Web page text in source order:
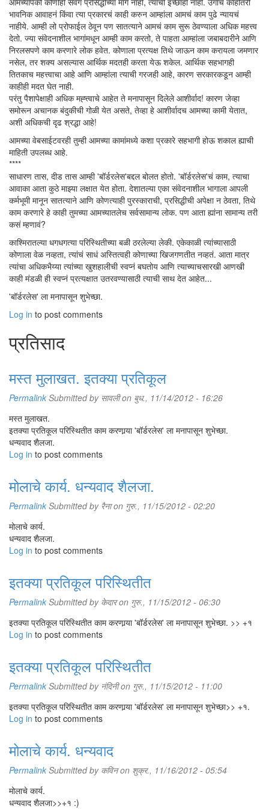
भावनिक आवाहनं किंवा त्या प्रकारचं काही करुन आम्हांला आमचं काम पुढे न्यायचं
नाहीये. आम्ही लो प्रोफाईल ठेवून पण सातत्याने आमचं काम सुरू ठेवण्याला अधिक महत्त्व
देतो. ज्या संवेदनाशील भागांमधून आम्ही काम करतो, ते पाहता आम्हांला जबाबदारीने आणि
निरलसपणे काम करणारे लोक हवेत. कोणाला प्रत्यक्ष तिथे जाऊन काम करायला जमणार
नसेल, तर शक्य असल्यास आर्थिक मदतही करता येऊ शकेल. आर्थिक सहभागही
तितकाच महत्त्वाचा आहे आणि आम्हांला त्याची गरजही आहे, कारण सरकारकडून आम्ही
काहीही मदत घेत नाही.
परंतु पैशापेक्षाही अधिक मह्त्त्वाचे आहेत ते मनापासून दिलेले आशीर्वाद! कारण जेव्हा
समोरून अचानक बंदुकीची गोळी येत असते, तेव्हा हे आशीर्वादच आमच्या कामी येतात,
अशी अधिकची दृढ श्रद्धा आहे!
आमच्या वेबसाईटवरही तुम्ही आमच्या कामांमध्ये कशा प्रकारे सहभागी होऊ शकाल ह्याची
माहिती उपलब्ध आहे.
****
साधारण तास, दीड तास आम्ही 'बॉर्डरलेस'बद्दल बोलत होतो. 'बॉर्डरलेस'चं काम, त्याचा
आवाका आता कुठे माझ्या लक्षात येत होता. देशातल्या एका संवेदनाशील भागाला आपली
कर्मभूमी मानून सातत्याने आणि कोणत्याही पुरस्काराची, प्रसिद्धीची अपेक्षा न ठेवता, तिथे
काम करणारे हे काही तुमच्या आमच्यातलेच सर्वसामान्य लोक. पण आता ह्यांना सामान्य तरी
कसं म्हणावं?
काश्मिरातल्या धगधगत्या परिस्थितीच्या बळी ठरलेल्या लेकी. एकेकाळी त्यांच्यासाठी
कोणाला वेळ नव्हता, त्यांचं साधं अस्तित्वही कोणाच्या खिजगणतीत नव्हतं. आता मात्र
त्यांचा अधिकभैय्या त्यांच्या खुशहालीची स्वप्नं बघतोय आणि त्याच्याचसारखी आणखी
काही मंडळी ही स्वप्नं प्रत्यक्षात उतरवण्यासाठी त्याची साथ देत आहेत...
'बॉर्डरलेस' ला मनापासून शुभेच्छा.
Log in to post comments
प्रतिसाद
मस्त मुलाखत. इतक्या प्रतिकूल
Permalink Submitted by सावलीon बुध., 11/14/2012 - 16:26
मस्त मुलाखत.
इतक्या प्रतिकूल परिस्थितीत काम करणार्‍या 'बॉर्डरलेस' ला मनापासून शुभेच्छा.
धन्यवाद शैलजा.
Log in to post comments
मोलाचे कार्य. धन्यवाद शैलजा.
Permalink Submitted by रैनाon गुरु., 11/15/2012 - 02:20
मोलाचे कार्य.
धन्यवाद शैलजा.
Log in to post comments
इतक्या प्रतिकूल परिस्थितीत
Permalink Submitted by केदारon गुरु., 11/15/2012 - 06:30
इतक्या प्रतिकूल परिस्थितीत काम करणार्‍या 'बॉर्डरलेस' ला मनापासून शुभेच्छा. >> +१
Log in to post comments
इतक्या प्रतिकूल परिस्थितीत
Permalink Submitted by नंदिनीon गुरु., 11/15/2012 - 11:00
इतक्या प्रतिकूल परिस्थितीत काम करणार्‍या 'बॉर्डरलेस' ला मनापासून शुभेच्छा>> +१.
Log in to post comments
मोलाचे कार्य. धन्यवाद
Permalink Submitted by कविनon शुक्र., 11/16/2012 - 05:54
मोलाचे कार्य.
धन्यवाद शैलजा>>+१ :)